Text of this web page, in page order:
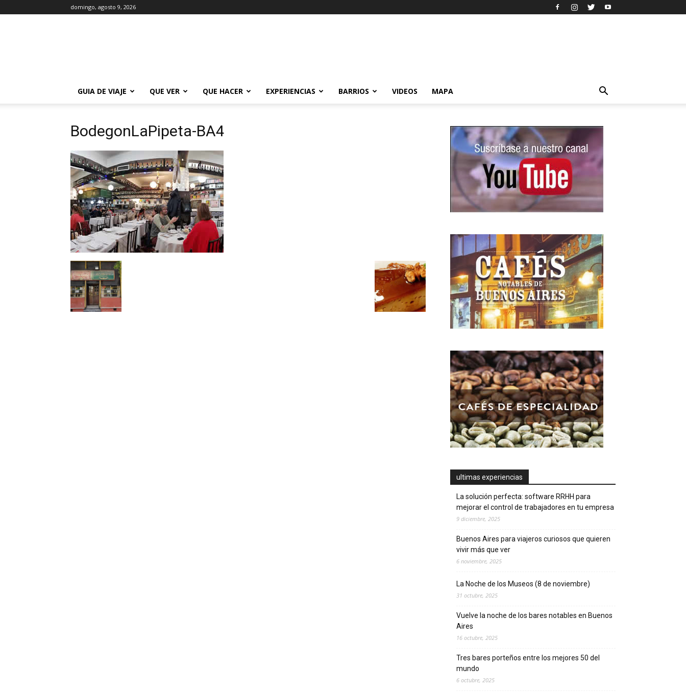
domingo, agosto 9, 2026
GUIA DE VIAJE
QUE VER QUE HACER EXPERIENCIAS BARRIOS VIDEOS MAPA
BodegonLaPipeta-BA4
ultimas experiencias
La solución perfecta: software RRHH para
mejorar el control de trabajadores en tu empresa
9 diciembre, 2025
Buenos Aires para viajeros curiosos que quieren
vivir más que ver
6 noviembre, 2025
La Noche de los Museos (8 de noviembre)
31 octubre, 2025
Vuelve la noche de los bares notables en Buenos
Aires
16 octubre, 2025
Tres bares porteños entre los mejores 50 del
mundo
6 octubre, 2025